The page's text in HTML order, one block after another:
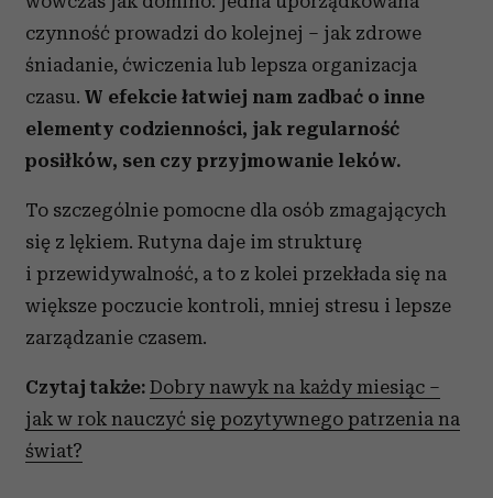
czynność prowadzi do kolejnej – jak zdrowe
śniadanie, ćwiczenia lub lepsza organizacja
czasu. W efekcie łatwiej nam zadbać o inne
elementy codzienności, jak regularność
posiłków, sen czy przyjmowanie leków.
To szczególnie pomocne dla osób zmagających
się z lękiem. Rutyna daje im strukturę
i przewidywalność, a to z kolei przekłada się na
większe poczucie kontroli, mniej stresu i lepsze
zarządzanie czasem.
Czytaj także: Dobry nawyk na każdy miesiąc –
jak w rok nauczyć się pozytywnego patrzenia na
świat?